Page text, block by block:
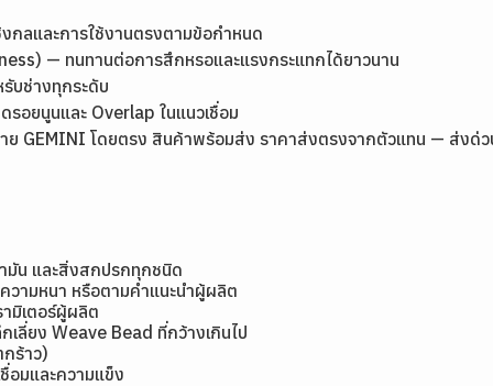
ลและการใช้งานตรงตามข้อกำหนด
— ทนทานต่อการสึกหรอและแรงกระแทกได้ยาวนาน
รับช่างทุกระดับ
อยนูนและ Overlap ในแนวเชื่อม
GEMINI โดยตรง สินค้าพร้อมส่ง ราคาส่งตรงจากตัวแทน — ส่งด่ว
มัน และสิ่งสกปรกทุกชนิด
ามหนา หรือตามคำแนะนำผู้ผลิต
มิเตอร์ผู้ผลิต
ลี่ยง Weave Bead ที่กว้างเกินไป
กร้าว)
อมและความแข็ง